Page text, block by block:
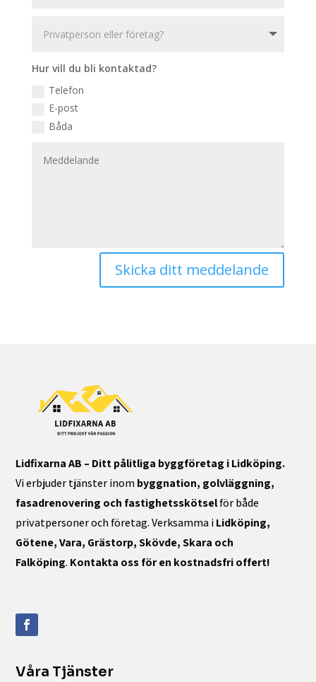
Hur vill du bli kontaktad?
Telefon
E-post
Båda
Skicka ditt meddelande
Lidfixarna AB – Ditt pålitliga byggföretag i Lidköping.
Vi erbjuder tjänster inombyggnation, golvläggning,
fasadrenovering och fastighetsskötselför både
privatpersoner och företag. Verksamma iLidköping,
Götene, Vara, Grästorp, Skövde, Skara och
Falköping. Kontakta oss för en kostnadsfri offert!
Våra Tjänster